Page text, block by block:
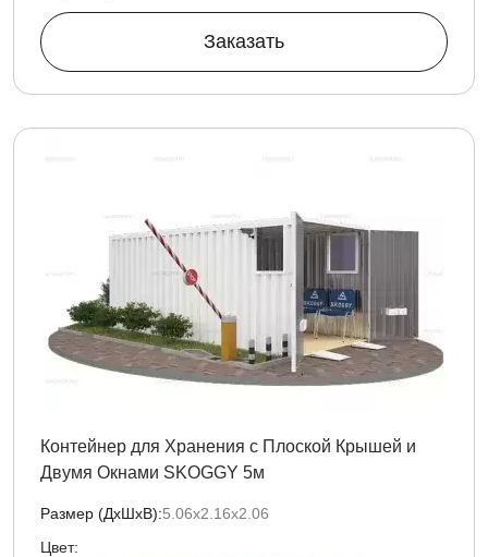
Заказать
Контейнер для Хранения с Плоской Крышей и
Двумя Окнами SKOGGY 5м
Размер (ДxШxВ):5.06х2.16х2.06
Цвет: